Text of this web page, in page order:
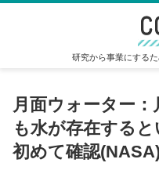
研究から事業にする
月面ウォーター
も水が存在する
初めて確認